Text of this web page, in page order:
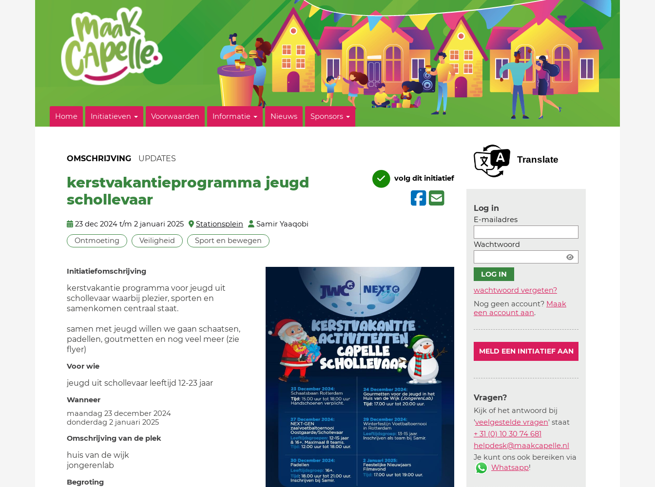
Home Initiatieven Voorwaarden Informatie Nieuws Sponsors
OMSCHRIJVING UPDATES
kerstvakantieprogramma jeugd
schollevaar
23 dec 2024 t/m 2 januari 2025 Stationsplein
Samir Yaaqobi
Ontmoeting
Veiligheid Sport en bewegen
volg dit initiatief
Initiatiefomschrijving
kerstvakantie programma voor jeugd uit
schollevaar waarbij plezier, sporten en
samenkomen centraal staat.
samen met jeugd willen we gaan schaatsen,
padellen, goutmetten en nog veel meer (zie
flyer)
Voor wie
jeugd uit schollevaar leeftijd 12-23 jaar
Wanneer
maandag 23 december 2024
donderdag 2 januari 2025
Omschrijving van de plek
huis van de wijk
jongerenlab
Begroting
Translate
Log in
E-mailadres
Wachtwoord
wachtwoord vergeten?
Nog geen account? Maak
een account aan.
MELD EEN INITIATIEF AAN
Vragen?
Kijk of het antwoord bij
'veelgestelde vragen' staat
+ 31 (0) 10 30 74 681
helpdesk@maakcapelle.nl
Je kunt ons ook bereiken via
Whatsapp!